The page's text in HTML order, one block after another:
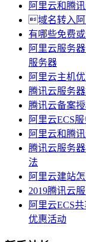
阿里云和腾
域名转入阿
有哪些免费
阿里云服务
服务器
阿里云主机
腾讯云服务
腾讯云备案
阿里云ECS
阿里云和腾
腾讯云服务
法
阿里云建站
2019腾讯云
阿里云ECS
优惠活动